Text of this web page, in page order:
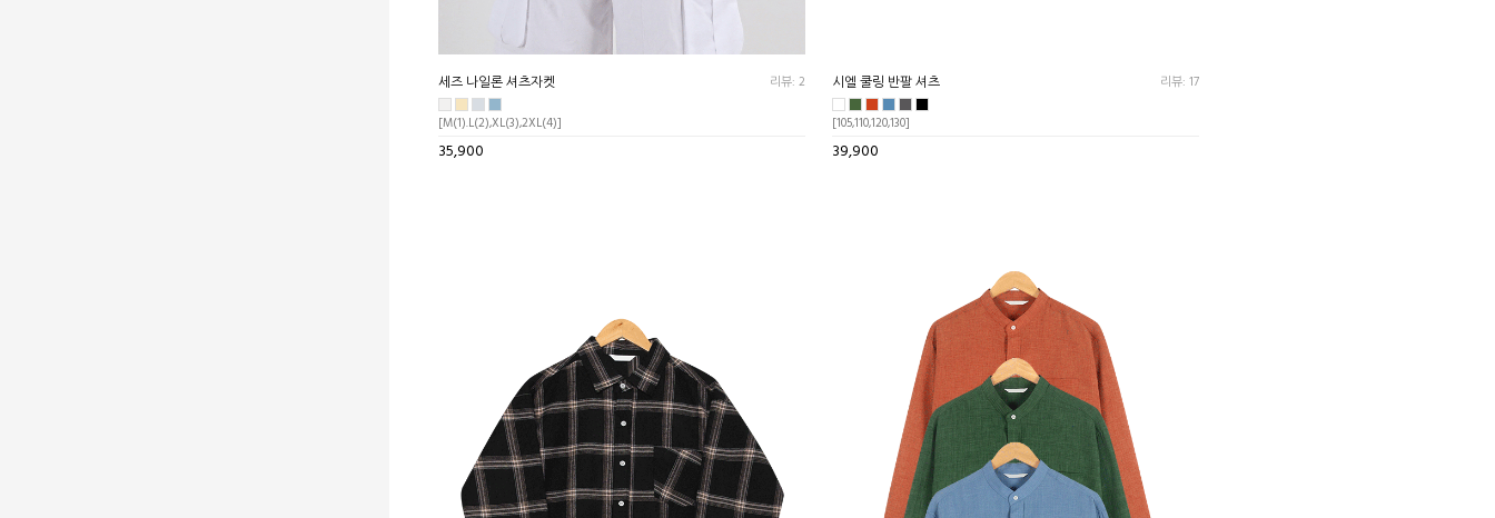
세즈 나일론 셔츠자켓 리뷰: 2
[M(1).L(2),XL(3),2XL(4)]
35,900
시엘 쿨링 반팔 셔츠 리뷰: 17
[105,110,120,130]
39,900